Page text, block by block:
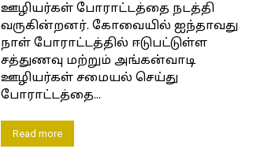
ஊழியர்கள் போராட்டத்தை நடத்தி
வருகின்றனர். கோவையில் ஐந்தாவது
நாள் போராட்டத்தில் ஈடுபட்டுள்ள
சத்துணவு மற்றும் அங்கன்வாடி
ஊழியர்கள் சமையல் செய்து
போராட்டத்தை...
Read more